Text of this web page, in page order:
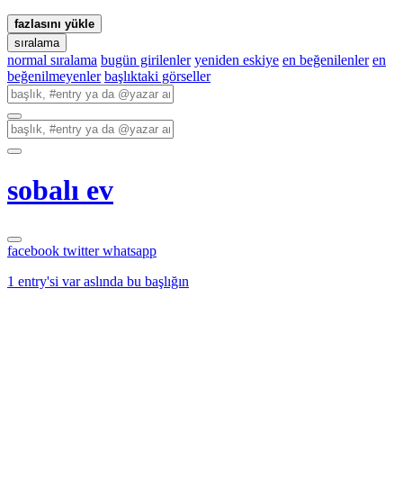
fazlasını yükle
sıralama
normal sıralama bugün girilenler yeniden eskiye en beğenilenler en
beğenilmeyenler başlıktaki görseller
sobalı ev
facebook twitterwhatsapp
1 entry'si var aslında bu başlığın